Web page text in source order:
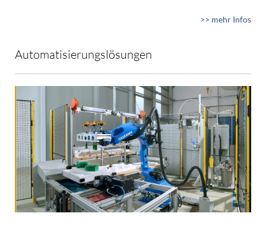
>> mehr Infos
Automatisierungslösungen